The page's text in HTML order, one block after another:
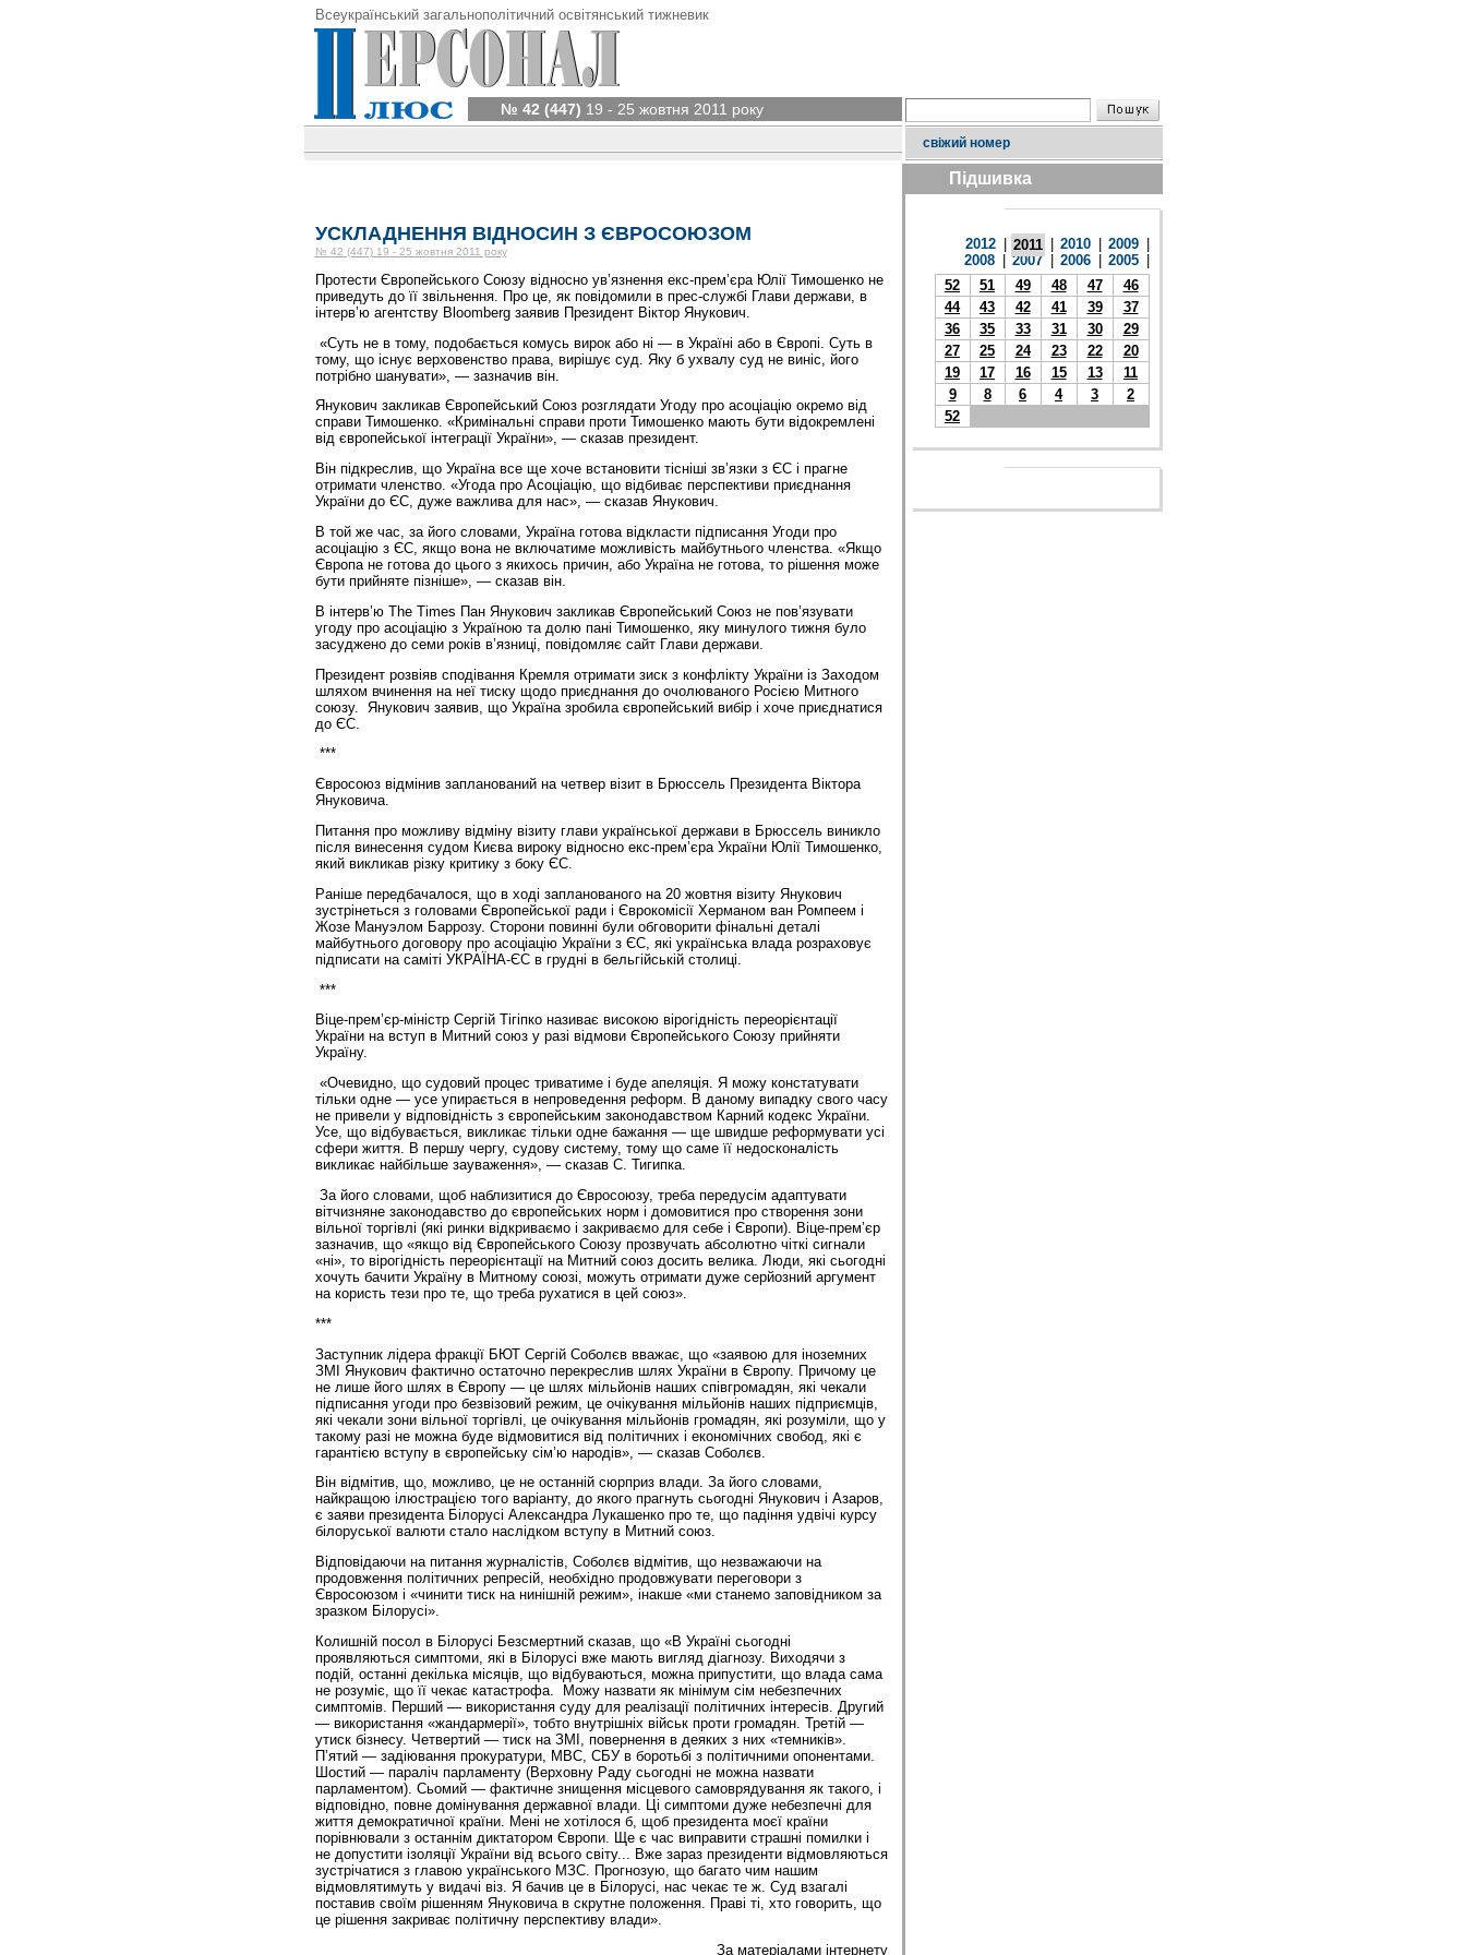
Всеукраїнський загальнополітичний освітянський тижневик
№ 42 (447) 19 - 25 жовтня 2011 року
свіжий номер
УСКЛАДНЕННЯ ВІДНОСИН З ЄВРОСОЮЗОМ
№ 42 (447) 19 - 25 жовтня 2011 року
Протести Європейського Союзу відносно ув’язнення екс-прем’єра Юлії Тимошенко не
приведуть до її звільнення. Про це, як повідомили в прес-службі Глави держави, в
інтерв’ю агентству Bloomberg заявив Президент Віктор Янукович.
«Суть не в тому, подобається комусь вирок або ні — в Україні або в Європі. Суть в
тому, що існує верховенство права, вирішує суд. Яку б ухвалу суд не виніс, його
потрібно шанувати», — зазначив він.
Янукович закликав Європейський Союз розглядати Угоду про асоціацію окремо від
справи Тимошенко. «Кримінальні справи проти Тимошенко мають бути відокремлені
від європейської інтеграції України», — сказав президент.
Він підкреслив, що Україна все ще хоче встановити тісніші зв’язки з ЄС і прагне
отримати членство. «Угода про Асоціацію, що відбиває перспективи приєднання
України до ЄС, дуже важлива для нас», — сказав Янукович.
В той же час, за його словами, Україна готова відкласти підписання Угоди про
асоціацію з ЄС, якщо вона не включатиме можливість майбутнього членства. «Якщо
Європа не готова до цього з якихось причин, або Україна не готова, то рішення може
бути прийняте пізніше», — сказав він.
В інтерв’ю The Times Пан Янукович закликав Європейський Союз не пов’язувати
угоду про асоціацію з Україною та долю пані Тимошенко, яку минулого тижня було
засуджено до семи років в’язниці, повідомляє сайт Глави держави.
Президент розвіяв сподівання Кремля отримати зиск з конфлікту України із Заходом
шляхом вчинення на неї тиску щодо приєднання до очолюваного Росією Митного
союзу. Янукович заявив, що Україна зробила європейський вибір і хоче приєднатися
до ЄС.
***
Євросоюз відмінив запланований на четвер візит в Брюссель Президента Віктора
Януковича.
Питання про можливу відміну візиту глави української держави в Брюссель виникло
після винесення судом Києва вироку відносно екс-прем’єра України Юлії Тимошенко,
який викликав різку критику з боку ЄС.
Раніше передбачалося, що в ході запланованого на 20 жовтня візиту Янукович
зустрінеться з головами Європейської ради і Єврокомісії Херманом ван Ромпеем і
Жозе Мануэлом Баррозу. Сторони повинні були обговорити фінальні деталі
майбутнього договору про асоціацію України з ЄС, які українська влада розраховує
підписати на саміті УКРАЇНА-ЄС в грудні в бельгійській столиці.
***
Віце-прем’єр-міністр Сергій Тігіпко називає високою вірогідність переорієнтації
України на вступ в Митний союз у разі відмови Європейського Союзу прийняти
Україну.
«Очевидно, що судовий процес триватиме і буде апеляція. Я можу констатувати
тільки одне — усе упирається в непроведення реформ. В даному випадку свого часу
не привели у відповідність з європейським законодавством Карний кодекс України.
Усе, що відбувається, викликає тільки одне бажання — ще швидше реформувати усі
сфери життя. В першу чергу, судову систему, тому що саме її недосконалість
викликає найбільше зауваження», — сказав С. Тигипка.
За його словами, щоб наблизитися до Євросоюзу, треба передусім адаптувати
вітчизняне законодавство до європейських норм і домовитися про створення зони
вільної торгівлі (які ринки відкриваємо і закриваємо для себе і Європи). Віце-прем’єр
зазначив, що «якщо від Європейського Союзу прозвучать абсолютно чіткі сигнали
«ні», то вірогідність переорієнтації на Митний союз досить велика. Люди, які сьогодні
хочуть бачити Україну в Митному союзі, можуть отримати дуже серйозний аргумент
на користь тези про те, що треба рухатися в цей союз».
***
Заступник лідера фракції БЮТ Сергій Соболєв вважає, що «заявою для іноземних
ЗМІ Янукович фактично остаточно перекреслив шлях України в Європу. Причому це
не лише його шлях в Європу — це шлях мільйонів наших співгромадян, які чекали
підписання угоди про безвізовий режим, це очікування мільйонів наших підприємців,
які чекали зони вільної торгівлі, це очікування мільйонів громадян, які розуміли, що у
такому разі не можна буде відмовитися від політичних і економічних свобод, які є
гарантією вступу в європейську сім’ю народів», — сказав Соболєв.
Він відмітив, що, можливо, це не останній сюрприз влади. За його словами,
найкращою ілюстрацією того варіанту, до якого прагнуть сьогодні Янукович і Азаров,
є заяви президента Білорусі Александра Лукашенко про те, що падіння удвічі курсу
білоруської валюти стало наслідком вступу в Митний союз.
Відповідаючи на питання журналістів, Соболєв відмітив, що незважаючи на
продовження політичних репресій, необхідно продовжувати переговори з
Євросоюзом і «чинити тиск на нинішній режим», інакше «ми станемо заповідником за
зразком Білорусі».
Колишній посол в Білорусі Безсмертний сказав, що «В Україні сьогодні
проявляються симптоми, які в Білорусі вже мають вигляд діагнозу. Виходячи з
подій, останні декілька місяців, що відбуваються, можна припустити, що влада сама
не розуміє, що її чекає катастрофа. Можу назвати як мінімум сім небезпечних
симптомів. Перший — використання суду для реалізації політичних інтересів. Другий
— використання «жандармерії», тобто внутрішніх військ проти громадян. Третій —
утиск бізнесу. Четвертий — тиск на ЗМІ, повернення в деяких з них «темників».
П’ятий — задіювання прокуратури, МВС, СБУ в боротьбі з політичними опонентами.
Шостий — параліч парламенту (Верховну Раду сьогодні не можна назвати
парламентом). Сьомий — фактичне знищення місцевого самоврядування як такого, і
відповідно, повне домінування державної влади. Ці симптоми дуже небезпечні для
життя демократичної країни. Мені не хотілося б, щоб президента моєї країни
порівнювали з останнім диктатором Європи. Ще є час виправити страшні помилки і
не допустити ізоляції України від всього світу... Вже зараз президенти відмовляються
зустрічатися з главою українського МЗС. Прогнозую, що багато чим нашим
відмовлятимуть у видачі віз. Я бачив це в Білорусі, нас чекає те ж. Суд взагалі
поставив своїм рішенням Януковича в скрутне положення. Праві ті, хто говорить, що
це рішення закриває політичну перспективу влади».
За матеріалами інтернету
Підшивка
2012 2011 2010 2009
2008
2007 2006 2005
52
51 49 48 47
46
44
43 42 41 39
37
36
35 33 31 30
29
27
25 24 23 22
20
19
17 16 15 13
11
9
8 6 4 3
2
52